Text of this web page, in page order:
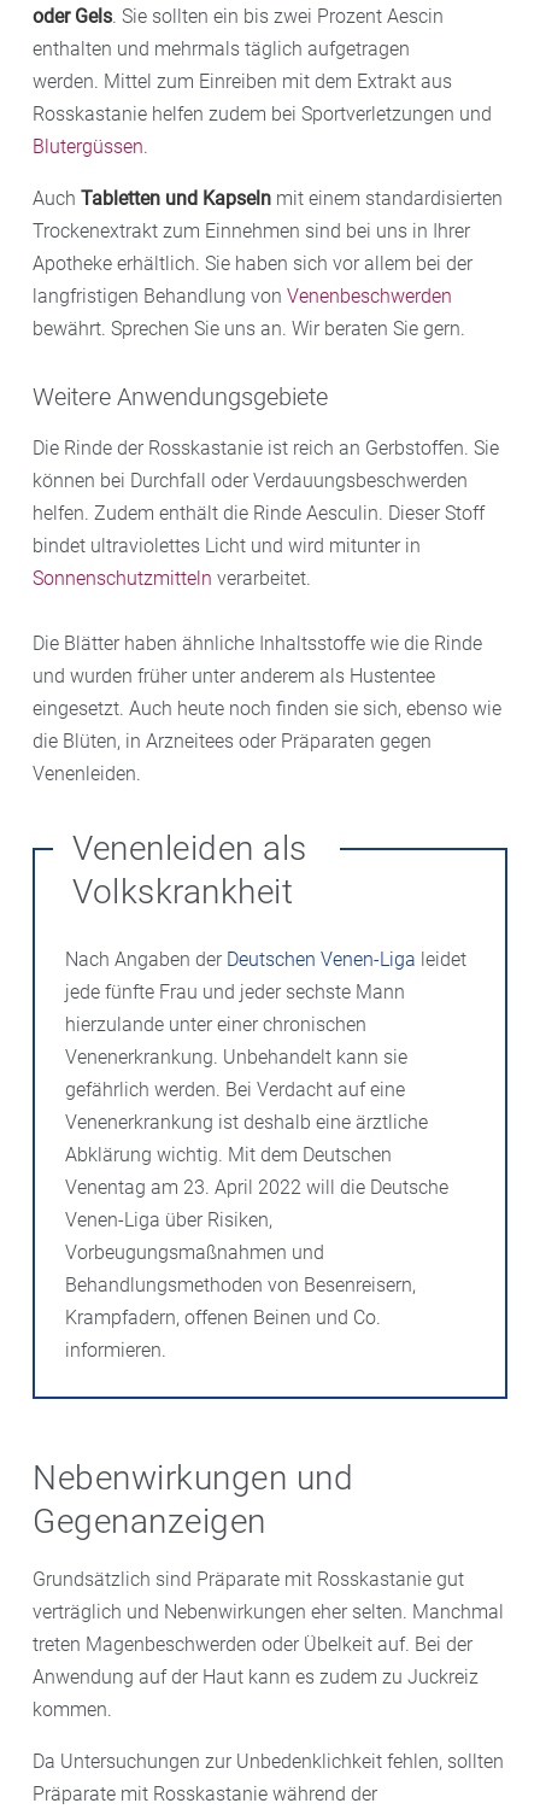
oder Gels. Sie sollten ein bis zwei Prozent Aescin
enthalten und mehrmals täglich aufgetragen
werden. Mittel zum Einreiben mit dem Extrakt aus
Rosskastanie helfen zudem bei Sportverletzungen und
Blutergüssen.
Auch Tabletten und Kapseln mit einem standardisierten
Trockenextrakt zum Einnehmen sind bei uns in Ihrer
Apotheke erhältlich. Sie haben sich vor allem bei der
langfristigen Behandlung von Venenbeschwerden
bewährt. Sprechen Sie uns an. Wir beraten Sie gern.
Weitere Anwendungsgebiete
Die Rinde der Rosskastanie ist reich an Gerbstoffen. Sie
können bei Durchfall oder Verdauungsbeschwerden
helfen. Zudem enthält die Rinde Aesculin. Dieser Stoff
bindet ultraviolettes Licht und wird mitunter in
Sonnenschutzmitteln verarbeitet.
Die Blätter haben ähnliche Inhaltsstoffe wie die Rinde
und wurden früher unter anderem als Hustentee
eingesetzt. Auch heute noch finden sie sich, ebenso wie
die Blüten, in Arzneitees oder Präparaten gegen
Venenleiden.
Venenleiden als
Volkskrankheit
Nach Angaben der Deutschen Venen-Liga leidet
jede fünfte Frau und jeder sechste Mann
hierzulande unter einer chronischen
Venenerkrankung. Unbehandelt kann sie
gefährlich werden. Bei Verdacht auf eine
Venenerkrankung ist deshalb eine ärztliche
Abklärung wichtig. Mit dem Deutschen
Venentag am 23. April 2022 will die Deutsche
Venen-Liga über Risiken,
Vorbeugungsmaßnahmen und
Behandlungsmethoden von Besenreisern,
Krampfadern, offenen Beinen und Co.
informieren.
Nebenwirkungen und
Gegenanzeigen
Grundsätzlich sind Präparate mit Rosskastanie gut
verträglich und Nebenwirkungen eher selten. Manchmal
treten Magenbeschwerden oder Übelkeit auf. Bei der
Anwendung auf der Haut kann es zudem zu Juckreiz
kommen.
Da Untersuchungen zur Unbedenklichkeit fehlen, sollten
Präparate mit Rosskastanie während der